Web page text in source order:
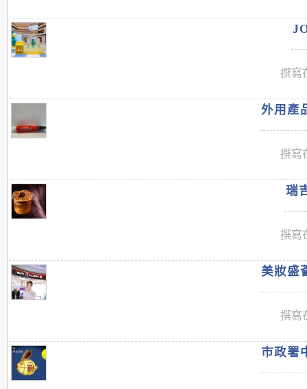
撰寫
外用產
撰寫
瑞
撰寫
美妝盛
撰寫
市政署